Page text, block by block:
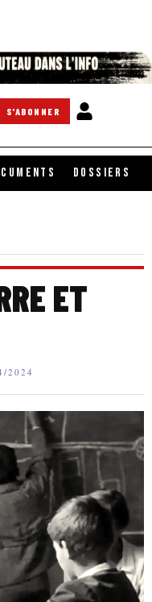
S'ABONNER
DOSSIERS
ET
2024